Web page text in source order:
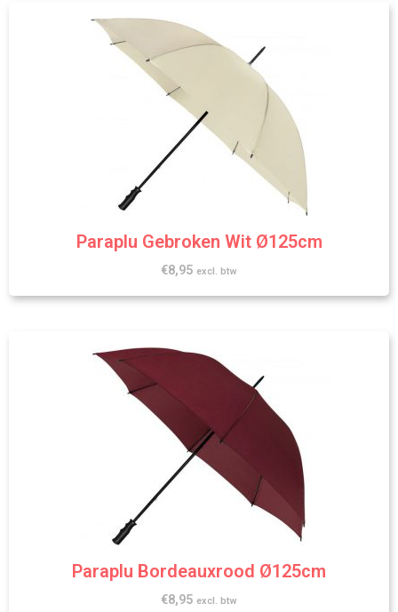
Paraplu Gebroken Wit Ø125cm
€8,95 excl. btw
Paraplu Bordeauxrood Ø125cm
€8,95 excl. btw